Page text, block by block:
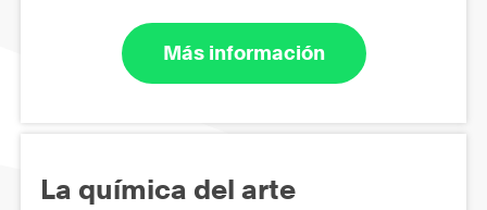
Más información
La química del arte